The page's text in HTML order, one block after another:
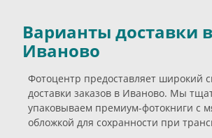
Варианты доставки в
Иваново
Фотоцентр предоставляет широкий
доставки заказов в Иваново. Мы
упаковываем премиум-фотокниги с
обложкой для сохранности при